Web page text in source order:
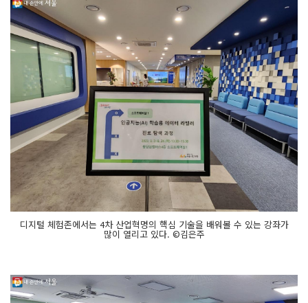
디지털 체험존에서는 4차 산업혁명의 핵심 기술을 배워볼 수 있는 강좌가
많이 열리고 있다. ©김은주